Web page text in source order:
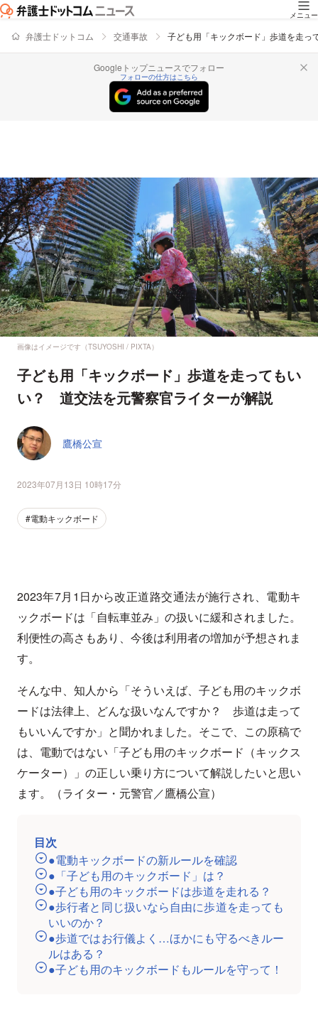
メニュー
弁護士ドットコム 交通事故 子ども用「キックボード」歩道を走
Googleトップニュースでフォロー
フォローの仕方はこちら
画像はイメージです（TSUYOSHI / PIXTA）
子ども用「キックボード」歩道を走ってもい
い？ 道交法を元警察官ライターが解説
鷹橋公宣
2023年07月13日 10時17分
#電動キックボード
2023年7月1日から改正道路交通法が施行され、電動キ
ックボードは「自転車並み」の扱いに緩和されました。
利便性の高さもあり、今後は利用者の増加が予想されま
す。
そんな中、知人から「そういえば、子ども用のキックボ
ードは法律上、どんな扱いなんですか？ 歩道は走って
もいいんですか」と聞かれました。そこで、この原稿で
は、電動ではない「子ども用のキックボード（キックス
ケーター）」の正しい乗り方について解説したいと思い
ます。（ライター・元警官／鷹橋公宣）
目次
●電動キックボードの新ルールを確認
●「子ども用のキックボード」は？
●子ども用のキックボードは歩道を走れる？
●歩行者と同じ扱いなら自由に歩道を走っても
いいのか？
●歩道ではお行儀よく…ほかにも守るべきルー
ルはある？
●子ども用のキックボードもルールを守って！